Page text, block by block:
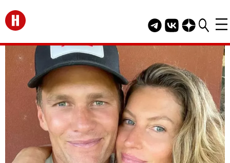
Перейти на главную
Telegram канал
Группа HELLO
Канал